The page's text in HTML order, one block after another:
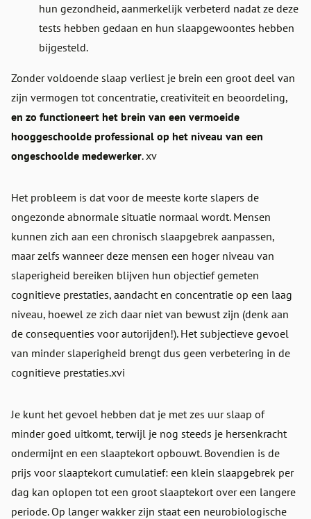
hun gezondheid, aanmerkelijk verbeterd nadat ze deze
tests hebben gedaan en hun slaapgewoontes hebben
bijgesteld.
Zonder voldoende slaap verliest je brein een groot deel van
zijn vermogen tot concentratie, creativiteit en beoordeling,
en zo functioneert het brein van een vermoeide
hooggeschoolde professional op het niveau van een
ongeschoolde medewerker. xv
Het probleem is dat voor de meeste korte slapers de
ongezonde abnormale situatie normaal wordt. Mensen
kunnen zich aan een chronisch slaapgebrek aanpassen,
maar zelfs wanneer deze mensen een hoger niveau van
slaperigheid bereiken blijven hun objectief gemeten
cognitieve prestaties, aandacht en concentratie op een laag
niveau, hoewel ze zich daar niet van bewust zijn (denk aan
de consequenties voor autorijden!). Het subjectieve gevoel
van minder slaperigheid brengt dus geen verbetering in de
cognitieve prestaties.xvi
Je kunt het gevoel hebben dat je met zes uur slaap of
minder goed uitkomt, terwijl je nog steeds je hersenkracht
ondermijnt en een slaaptekort opbouwt. Bovendien is de
prijs voor slaaptekort cumulatief: een klein slaapgebrek per
dag kan oplopen tot een groot slaaptekort over een langere
periode. Op langer wakker zijn staat een neurobiologische